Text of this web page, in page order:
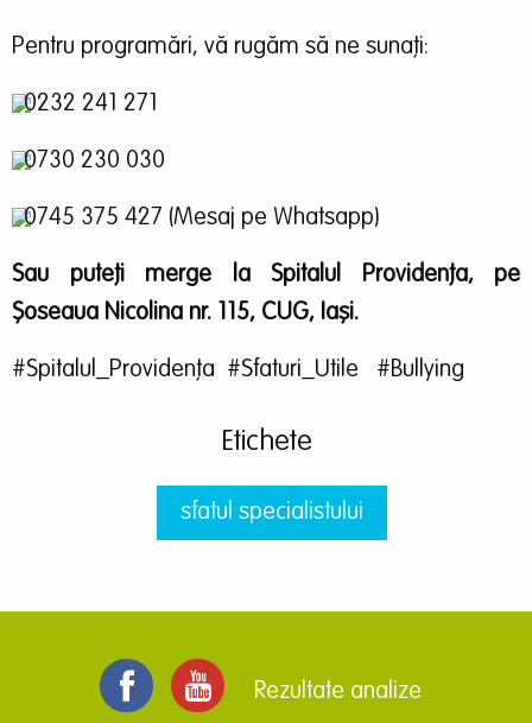
Pentru programări, vă rugăm să ne sunați:
0232 241 271
0730 230 030
0745 375 427 (Mesaj pe Whatsapp)
Sau puteți merge la Spitalul Providența, pe
Șoseaua Nicolina nr. 115, CUG, Iași.
#Spitalul_Providența #Sfaturi_Utile #Bullying
Etichete
sfatul specialistului
Rezultate analize